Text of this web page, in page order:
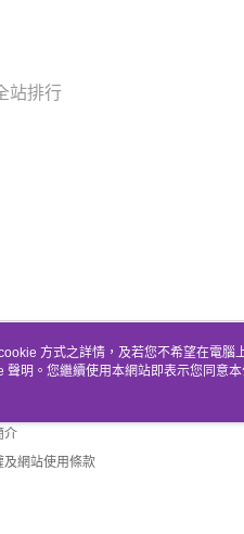
站排行
們
介
及網站使用條款
方式之詳情，及若您不希望在電腦
聲明。您繼續使用本網站即表示您同意